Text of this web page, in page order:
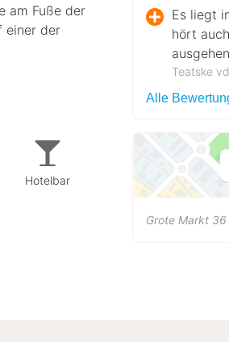
am Fuße der
einer der
Hotelbar
Es liegt
hört
Teatske
Alle
Grote Markt 36